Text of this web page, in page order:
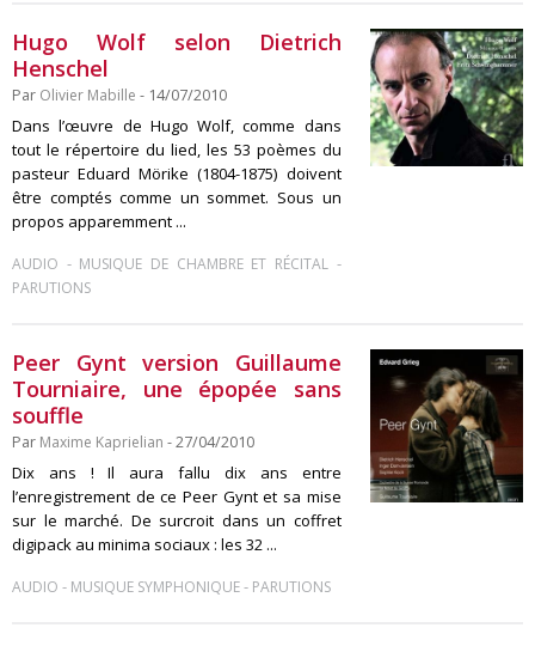
Hugo Wolf selon Dietrich
Henschel
Par Olivier Mabille - 14/07/2010
Dans l’œuvre de Hugo Wolf, comme dans
tout le répertoire du lied, les 53 poèmes du
pasteur Eduard Mörike (1804-1875) doivent
être comptés comme un sommet. Sous un
propos apparemment ...
AUDIO - MUSIQUE DE CHAMBRE ET RÉCITAL-
PARUTIONS
Peer Gynt version Guillaume
Tourniaire, une épopée sans
souffle
Par Maxime Kaprielian - 27/04/2010
Dix ans ! Il aura fallu dix ans entre
l’enregistrement de ce Peer Gynt et sa mise
sur le marché. De surcroit dans un coffret
digipack au minima sociaux : les 32 ...
AUDIO - MUSIQUE SYMPHONIQUE- PARUTIONS